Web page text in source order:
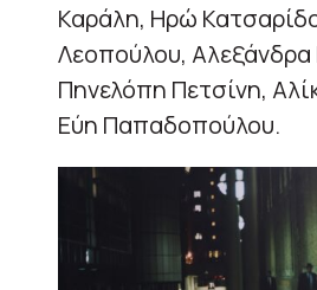
Καράλη, Ηρώ
Λεοπούλου,
Πηνελόπη Πετσίνη,
Εύη Παπαδοπούλου.